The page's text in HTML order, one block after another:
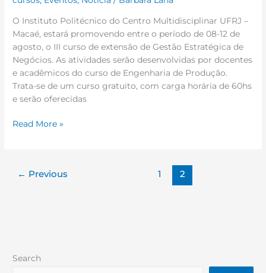
O Instituto Politécnico do Centro Multidisciplinar UFRJ –
Macaé, estará promovendo entre o período de 08-12 de
agosto, o III curso de extensão de Gestão Estratégica de
Negócios. As atividades serão desenvolvidas por docentes
e acadêmicos do curso de Engenharia de Produção.
Trata-se de um curso gratuito, com carga horária de 60hs
e serão oferecidas
Read More »
← Previous 1 2
Search